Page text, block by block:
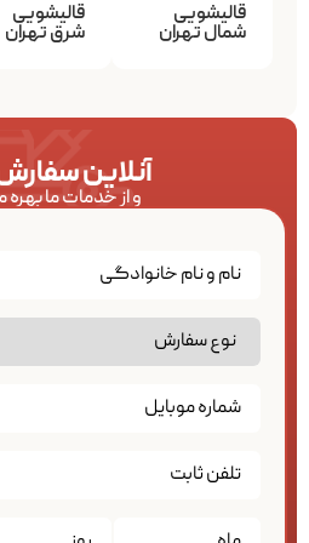
قالیشویی
شمال تهران
قالیشویی
شرق تهران
آنلاین
و از خدمات ما
تاریخ*